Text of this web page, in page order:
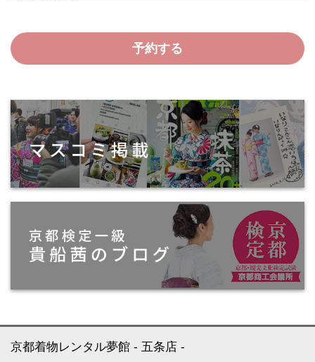
予約する
京都着物レンタル夢館 五条店